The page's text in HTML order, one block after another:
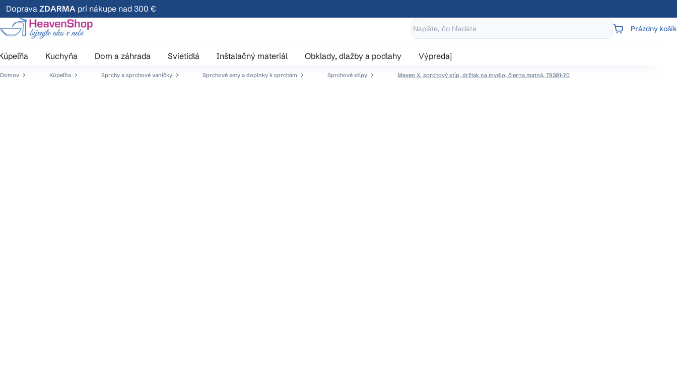
Prejsť
na
obsah
Doprava ZDARMA pri nákupe nad 300 €
NÁKUPNÝ
Prázdny košík
Kuchyňa Dom a záhrada Svietidlá Inštalačný materiál Obklady, dlažby a podlahy Výpredaj
Domov Kúpeľňa Sprchy a sprchové vaničky Sprchové sety a doplnky k sprchám Sprchové stĺpy Mexen X, sprchový stĺp, držiak na mydlo, čierna matná, 79391-70